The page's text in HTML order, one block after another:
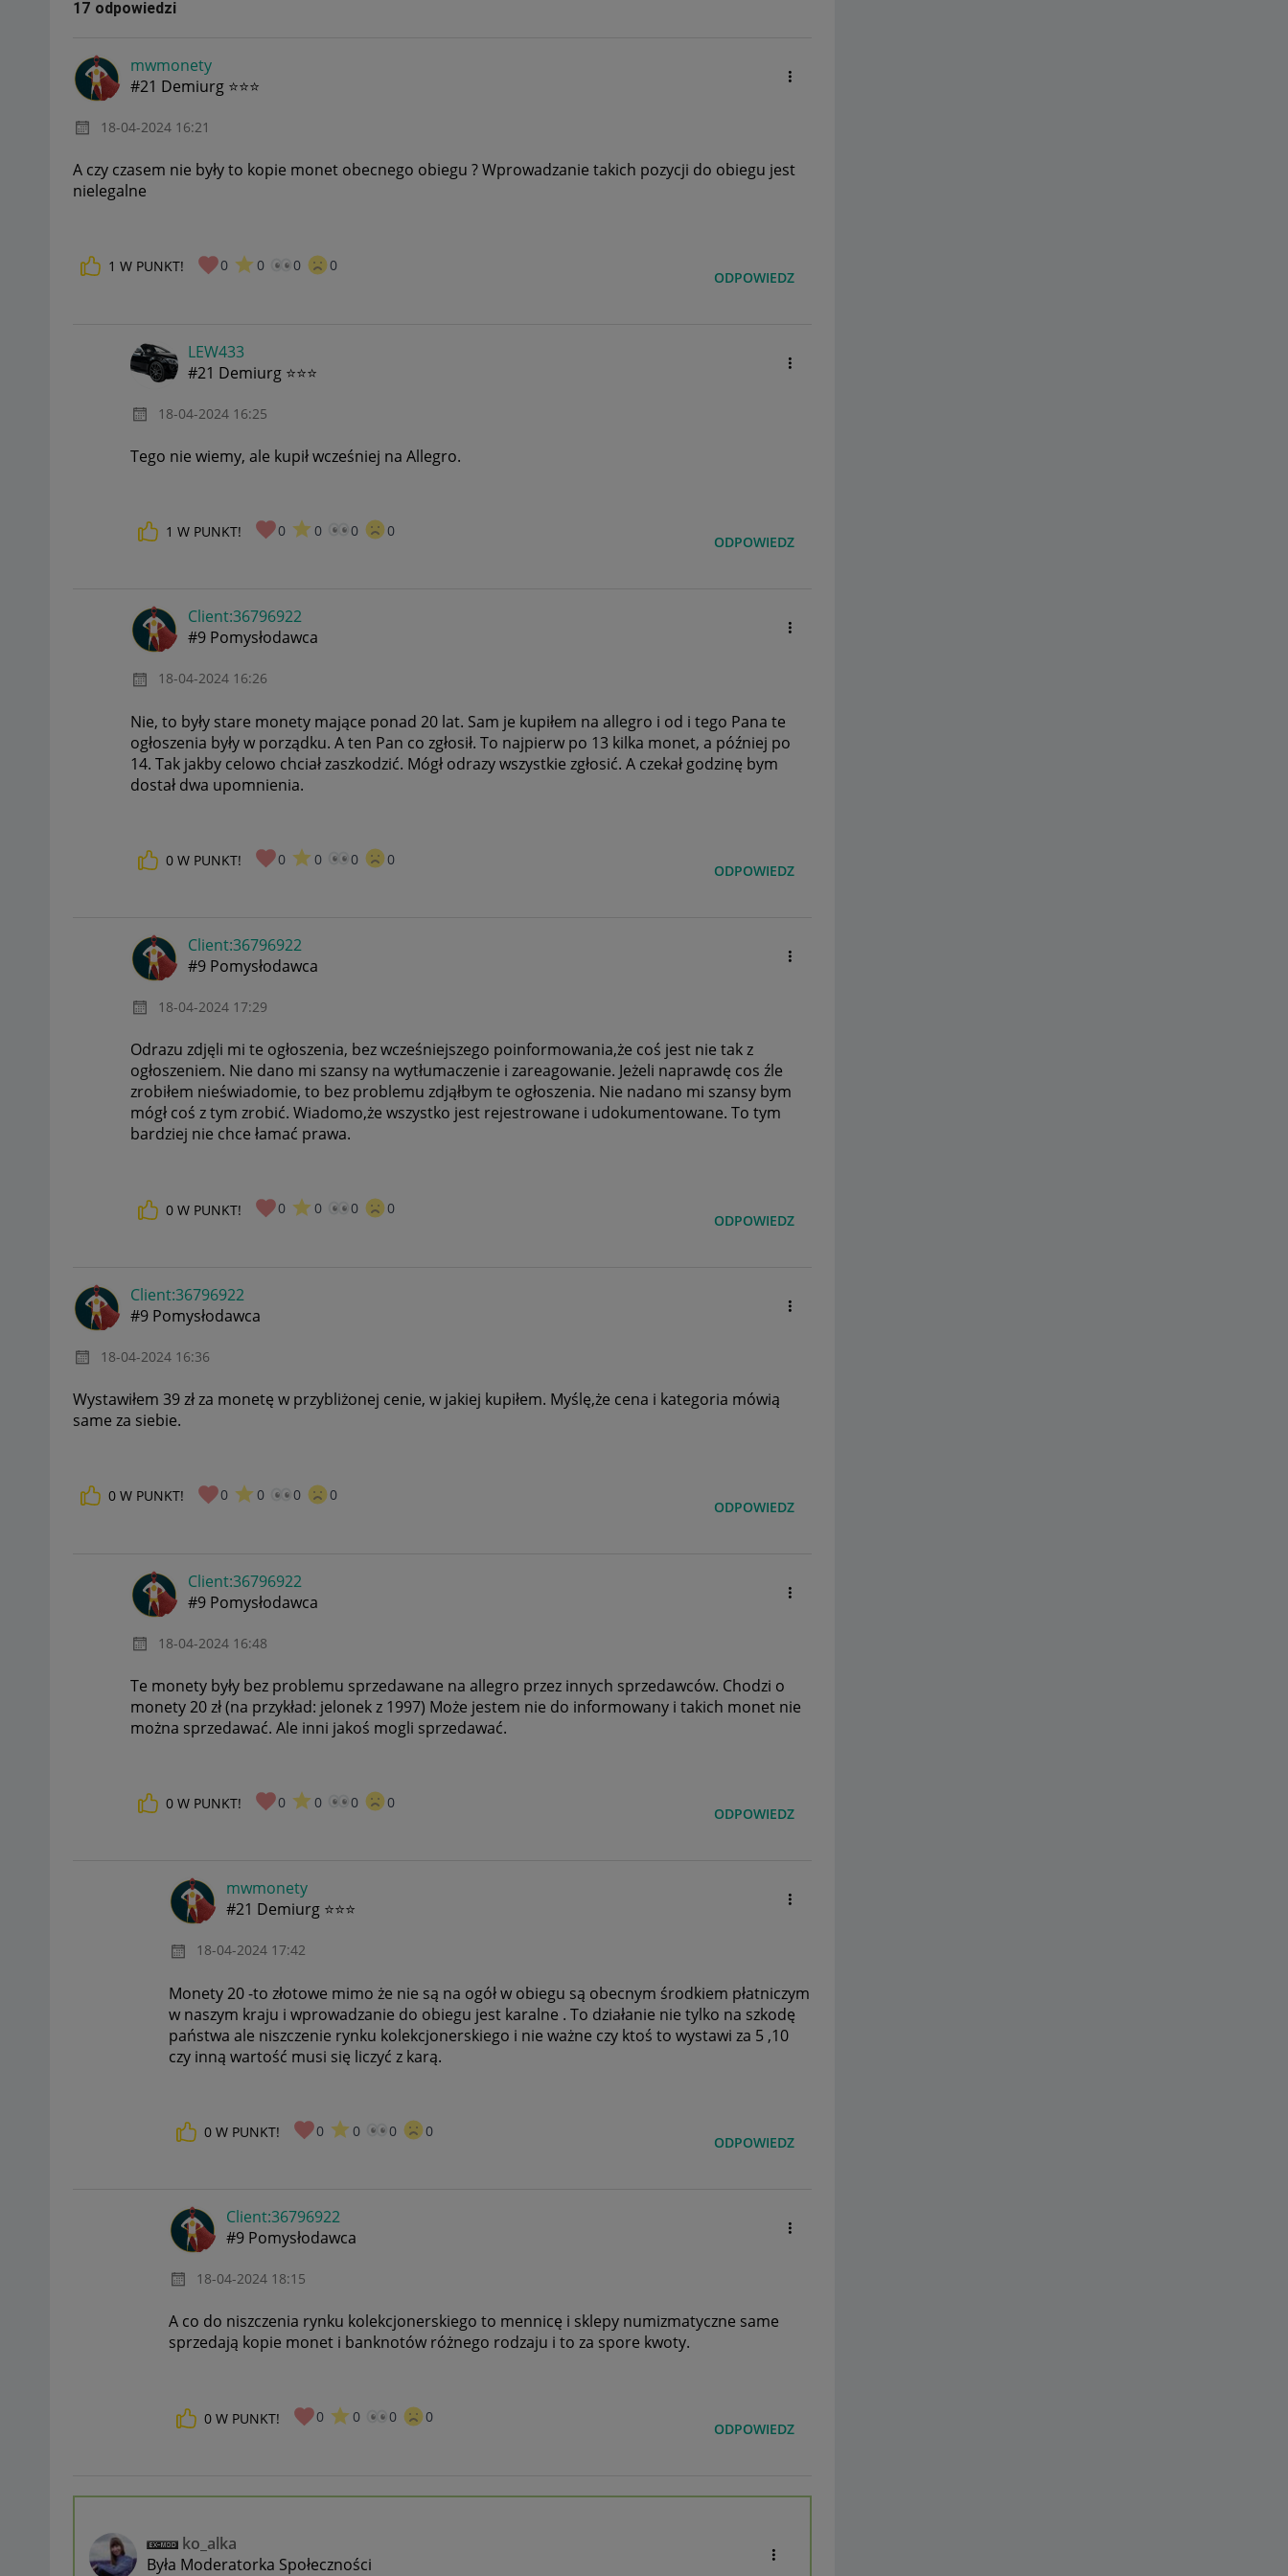
17 odpowiedzi
mwmonety
#21 Demiurg ⭐⭐⭐
‎18-04-2024 16:21
A czy czasem nie były to kopie monet obecnego obiegu ? Wprowadzanie takich pozycji do obiegu jest
nielegalne
1 W PUNKT! 0 0 0 0
ODPOWIEDZ
LEW433
#21 Demiurg ⭐⭐⭐
‎18-04-2024 16:25
Tego nie wiemy, ale kupił wcześniej na Allegro.
1 W PUNKT! 0 0 0 0
ODPOWIEDZ
Client:36796922
#9 Pomysłodawca
‎18-04-2024 16:26
Nie, to były stare monety mające ponad 20 lat. Sam je kupiłem na allegro i od i tego Pana te
ogłoszenia były w porządku. A ten Pan co zgłosił. To najpierw po 13 kilka monet, a później po
14. Tak jakby celowo chciał zaszkodzić. Mógł odrazy wszystkie zgłosić. A czekał godzinę bym
dostał dwa upomnienia.
0 W PUNKT! 0 0 0 0
ODPOWIEDZ
Client:36796922
#9 Pomysłodawca
‎18-04-2024 17:29
Odrazu zdjęli mi te ogłoszenia, bez wcześniejszego poinformowania,że coś jest nie tak z
ogłoszeniem. Nie dano mi szansy na wytłumaczenie i zareagowanie. Jeżeli naprawdę cos źle
zrobiłem nieświadomie, to bez problemu zdjąłbym te ogłoszenia. Nie nadano mi szansy bym
mógł coś z tym zrobić. Wiadomo,że wszystko jest rejestrowane i udokumentowane. To tym
bardziej nie chce łamać prawa.
0 W PUNKT! 0 0 0 0
ODPOWIEDZ
Client:36796922
#9 Pomysłodawca
‎18-04-2024 16:36
Wystawiłem 39 zł za monetę w przybliżonej cenie, w jakiej kupiłem. Myślę,że cena i kategoria mówią
same za siebie.
0 W PUNKT! 0 0 0 0
ODPOWIEDZ
Client:36796922
#9 Pomysłodawca
‎18-04-2024 16:48
Te monety były bez problemu sprzedawane na allegro przez innych sprzedawców. Chodzi o
monety 20 zł (na przykład: jelonek z 1997) Może jestem nie do informowany i takich monet nie
można sprzedawać. Ale inni jakoś mogli sprzedawać.
0 W PUNKT! 0 0 0 0
ODPOWIEDZ
mwmonety
#21 Demiurg ⭐⭐⭐
‎18-04-2024 17:42
Monety 20 -to złotowe mimo że nie są na ogół w obiegu są obecnym środkiem płatniczym
w naszym kraju i wprowadzanie do obiegu jest karalne . To działanie nie tylko na szkodę
państwa ale niszczenie rynku kolekcjonerskiego i nie ważne czy ktoś to wystawi za 5 ,10
czy inną wartość musi się liczyć z karą.
0 W PUNKT! 0 0 0 0
ODPOWIEDZ
Client:36796922
#9 Pomysłodawca
‎18-04-2024 18:15
A co do niszczenia rynku kolekcjonerskiego to mennicę i sklepy numizmatyczne same
sprzedają kopie monet i banknotów różnego rodzaju i to za spore kwoty.
0 W PUNKT! 0 0 0 0
ODPOWIEDZ
ko_alka
Była Moderatorka Społeczności